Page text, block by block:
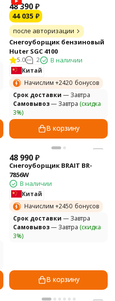
48 390₽
44 035 ₽
после авторизации
Снегоуборщик бензиновый
Huter SGC 4100
5.0 2 В наличии
Китай
Начислим +2420 бонусов
Cрок доставки — Завтра
Самовывоз— Завтра (скидка
3%)
В корзину
48 990₽
Снегоуборщик BRAIT BR-
7856W
В наличии
Китай
Начислим +2450 бонусов
Cрок доставки — Завтра
Самовывоз— Завтра (скидка
3%)
В корзину